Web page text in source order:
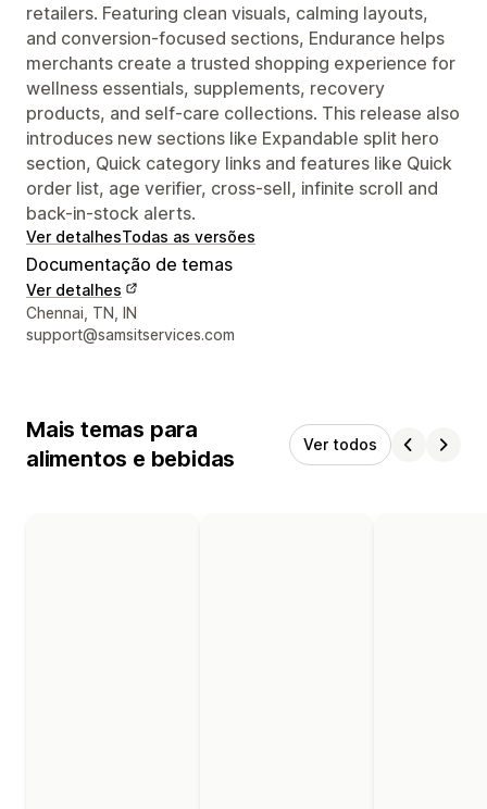
retailers. Featuring clean visuals, calming layouts,
and conversion-focused sections, Endurance helps
merchants create a trusted shopping experience for
wellness essentials, supplements, recovery
products, and self-care collections. This release also
introduces new sections like Expandable split hero
section, Quick category links and features like Quick
order list, age verifier, cross-sell, infinite scroll and
back-in-stock alerts.
Ver detalhesTodas as versões
Documentação de temas
Ver detalhes
Detalhes de contacto do designer
Chennai, TN, IN
support@samsitservices.com
Mais temas para
alimentos e bebidas
Ver todos